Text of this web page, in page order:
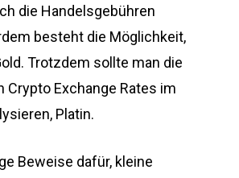
die Handelsgebühren
besteht die Möglichkeit,
Trotzdem sollte man die
Crypto Exchange Rates im
Platin.
Beweise dafür, kleine